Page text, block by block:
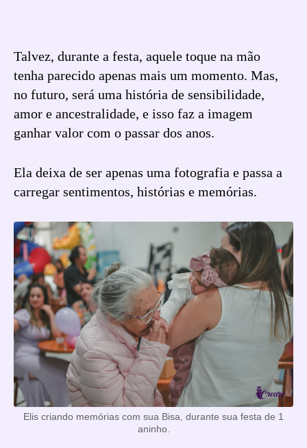
Talvez, durante a festa, aquele toque na mão
tenha parecido apenas mais um momento. Mas,
no futuro, será uma história de sensibilidade,
amor e ancestralidade, e isso faz a imagem
ganhar valor com o passar dos anos.
Ela deixa de ser apenas uma fotografia e passa a
carregar sentimentos, histórias e memórias.
Elis criando memórias com sua Bisa, durante sua festa de 1
aninho.